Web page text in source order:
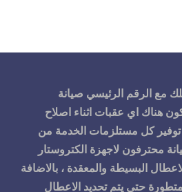
مع الرقم الرئيسي صيانة
15472 لن تكون هناك اي عقبات اثناء اصلاح
توفير كل مستلزمات الخدمة من
محترفون لاجهزة الكتروستار
البسيطة والمعقدة ، بالاضافة
حتى يتم تحديد الاعطال